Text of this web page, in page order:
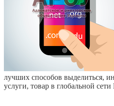
лучших способов выделиться,
услуги, товар в глобальной сети